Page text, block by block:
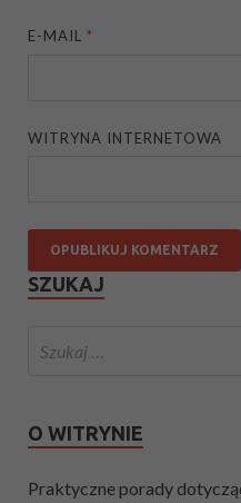
E-MAIL*
WITRYNA INTERNETOWA
SZUKAJ
O WITRYNIE
Praktyczne porady